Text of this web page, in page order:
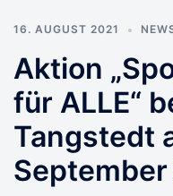
16. AUGUST 2021
Aktion
für ALLE“
Tangstedt
September